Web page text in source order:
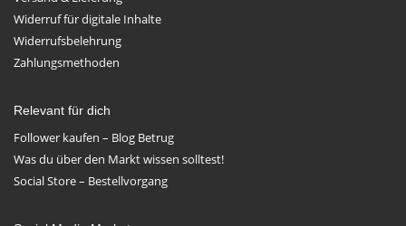
Widerruf für digitale Inhalte
Widerrufsbelehrung
Zahlungsmethoden
Relevant für dich
Follower kaufen – Blog Betrug
Was du über den Markt wissen solltest!
Social Store – Bestellvorgang